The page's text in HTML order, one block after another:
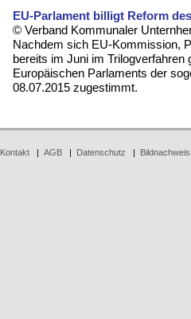
EU-Parlament billigt Reform
© Verband Kommunaler
Nachdem sich EU-Kommission,
bereits im Juni im Trilogverfahren
Europäischen Parlaments der
08.07.2015 zugestimmt.
Kontakt| AGB| Datenschutz | Bildnachweis